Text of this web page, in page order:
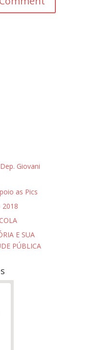
Giovani
as Pics
E SUA
PÚBLICA